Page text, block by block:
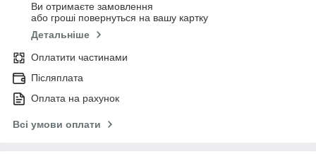
Ви отримаєте замовлення
або гроші повернуться на вашу картку
Детальніше
Оплатити частинами
Післяплата
Оплата на рахунок
Всі умови оплати